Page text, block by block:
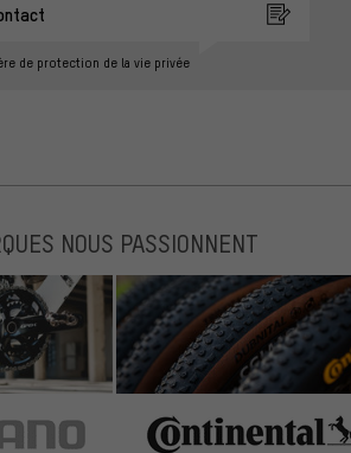
de protection de la vie privée
NOUS PASSIONNENT